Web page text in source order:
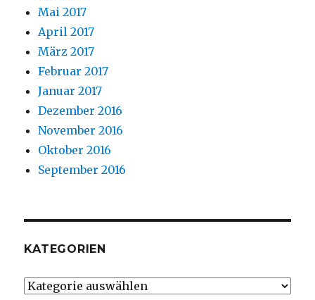
Mai 2017
April 2017
März 2017
Februar 2017
Januar 2017
Dezember 2016
November 2016
Oktober 2016
September 2016
KATEGORIEN
Kategorien